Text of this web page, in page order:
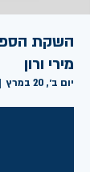
השקת
מירי ורון
יום ב׳, 20 במרץ
|